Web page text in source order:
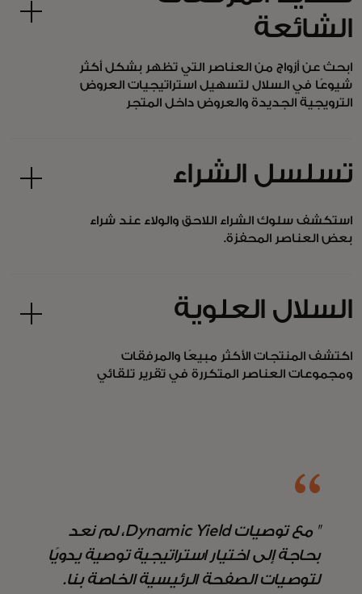
الشائعة
ابحث عن أزواج من العناصر التي تظهر بشكل أكثر
شيوعًا في السلال لتسهيل استراتيجيات العروض
الترويجية الجديدة والعروض داخل المتجر
تسلسل الشراء
استكشف سلوك الشراء اللاحق والولاء عند شراء
بعض العناصر المحفزة.
السلال العلوية
اكتشف المنتجات الأكثر مبيعًا والمرفقات
ومجموعات العناصر المتكررة في تقرير تلقائي
" مع توصيات Dynamic Yield، لم نعد
بحاجة إلى اختيار استراتيجية توصية يدويًا
لتوصيات الصفحة الرئيسية الخاصة بنا.